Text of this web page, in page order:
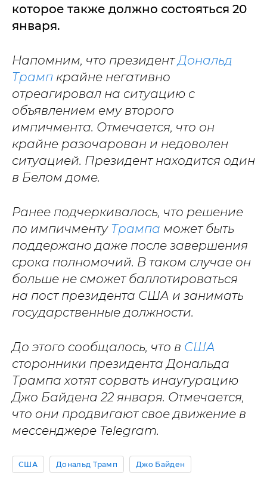
которое также должно состояться 20
января.
Напомним, что президентДональд
Трамп крайне негативно
отреагировал на ситуацию с
объявлением ему второго
импичмента. Отмечается, что он
крайне разочарован и недоволен
ситуацией. Президент находится один
в Белом доме.
Ранее подчеркивалось, что решение
по импичменту Трампа может быть
поддержано даже после завершения
срока полномочий. В таком случае он
больше не сможет баллотироваться
на пост президента США и занимать
государственные должности.
До этого сообщалось, что в США
сторонники президента Дональда
Трампа хотят сорвать инаугурацию
Джо Байдена 22 января. Отмечается,
что они продвигают свое движение в
мессенджере Telegram.
США Дональд Трамп Джо Байден